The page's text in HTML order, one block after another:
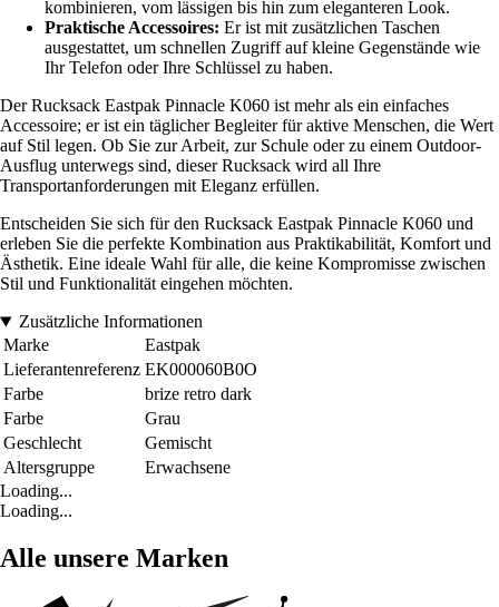
kombinieren, vom lässigen bis hin zum eleganteren Look.
Praktische Accessoires: Er ist mit zusätzlichen Taschen
ausgestattet, um schnellen Zugriff auf kleine Gegenstände wie
Ihr Telefon oder Ihre Schlüssel zu haben.
Der Rucksack Eastpak Pinnacle K060 ist mehr als ein einfaches
Accessoire; er ist ein täglicher Begleiter für aktive Menschen, die Wert
auf Stil legen. Ob Sie zur Arbeit, zur Schule oder zu einem Outdoor-
Ausflug unterwegs sind, dieser Rucksack wird all Ihre
Transportanforderungen mit Eleganz erfüllen.
Entscheiden Sie sich für den Rucksack Eastpak Pinnacle K060 und
erleben Sie die perfekte Kombination aus Praktikabilität, Komfort und
Ästhetik. Eine ideale Wahl für alle, die keine Kompromisse zwischen
Stil und Funktionalität eingehen möchten.
Zusätzliche Informationen
Marke
Eastpak
Lieferantenreferenz EK000060B0O
Farbe
brize retro dark
Farbe
Grau
Geschlecht
Gemischt
Altersgruppe
Erwachsene
Loading...
Loading...
Alle unsere Marken